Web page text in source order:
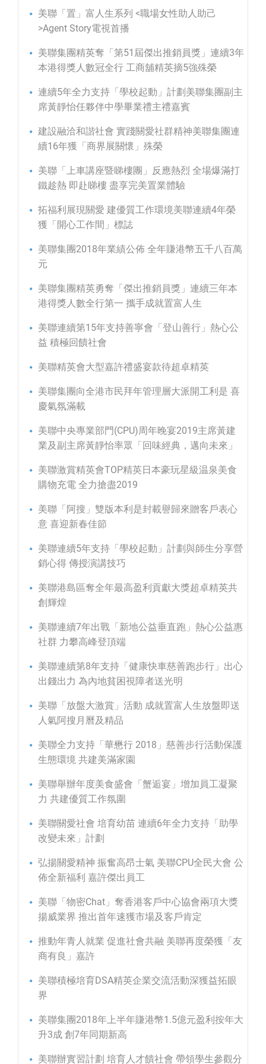
美聯「置」富人生系列 <職場女性助人助己
>Agent Story電視首播
美聯集團精英奪「第51屆傑出推銷員獎」連續3年
本港得獎人數冠全行 工商舖精英摘5強殊榮
連續5年全力支持「學校起動」計劃美聯集團副主
席黃靜怡任夥伴中學畢業禮主禮嘉賓
建設融洽和諧社會 實踐關愛社群精神美聯集團連
續16年獲「商界展關懷」殊榮
美聯「上車講座暨睇樓團」反應熱烈 全場爆滿打
鐵趁熱 即赴睇樓 盡享完美置業體驗
拓福利展現關愛 建優質工作環境美聯連續4年榮
獲「開心工作間」標誌
美聯集團2018年業績公佈 全年賺港幣五千八百萬
元
美聯集團精英勇奪「傑出推銷員獎」連續三年本
港得獎人數全行第一 攜手成就置富人生
美聯連續第15年支持善寧會「登山善行」熱心公
益 積極回饋社會
美聯精英會大型嘉許禮盛宴款待超卓精英
美聯集團向全港市民拜年管理層大派開工利是 喜
慶氣氛滿載
美聯中央專業部門(CPU)周年晚宴2019主席黃建
業及副主席黃靜怡率眾「回味經典，邁向未來」
美聯激賞精英會TOP精英日本豪玩星級温泉美食
購物充電 全力搶盡2019
美聯「阿搜」雙版本利是封載譽歸來贈客戶表心
意 喜迎新春佳節
美聯連續5年支持「學校起動」計劃與師生分享營
銷心得 傳授演講技巧
美聯港島區奪全年最高盈利貢獻大獎超卓精英共
創輝煌
美聯連續7年出戰「新地公益垂直跑」熱心公益惠
社群 力攀高峰登頂端
美聯連續第8年支持「健康快車慈善跑步行」出心
出錢出力 為內地貧困視障者送光明
美聯「放盤大激賞」活動 成就置富人生放盤即送
人氣阿搜月曆及精品
美聯全力支持「華懋行 2018」慈善步行活動保護
生態環境 共建美滿家園
美聯舉辦年度美食盛會「蟹逅宴」增加員工凝聚
力 共建優質工作氛圍
美聯關愛社會 培育幼苗 連續6年全力支持「助學
改變未來」計劃
弘揚關愛精神 振奮高昂士氣 美聯CPU全民大會 公
佈全新福利 嘉許傑出員工
美聯「物密Chat」奪香港客戶中心協會兩項大獎
揚威業界 推出首年速獲市場及客戶肯定
推動年青人就業 促進社會共融 美聯再度榮獲「友
商有良」嘉許
美聯積極培育DSA精英企業交流活動深獲益拓眼
界
美聯集團2018年上半年賺港幣1.5億元盈利按年大
升3成 創7年同期新高
美聯辦實習計劃 培育人才饋社會 帶領學生參觀分